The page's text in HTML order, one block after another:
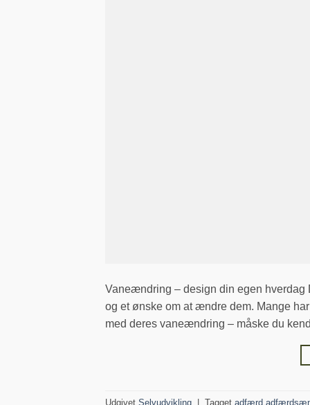
Vaneændring – design din egen hverdag
og et ønske om at ændre dem. Mange
med deres vaneændring – måske du
Udgivet Selvudvikling | Tagget adfærd